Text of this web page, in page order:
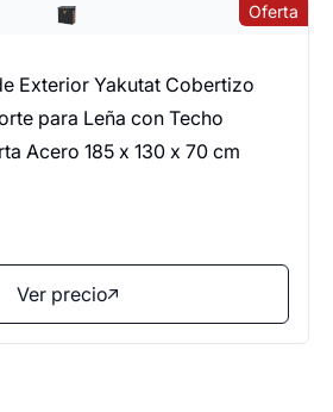
Oferta
Exterior Yakutat Cobertizo
para Leña con Techo
Acero 185 x 130 x 70 cm
Ver precio